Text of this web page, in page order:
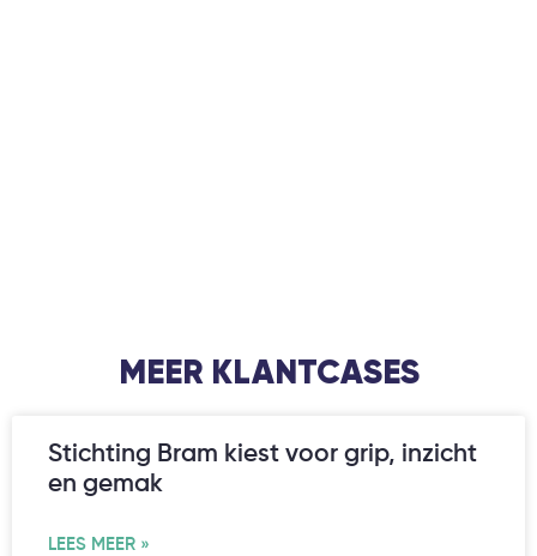
MEER KLANTCASES
Stichting Bram kiest voor grip, inzicht
en gemak
LEES MEER »